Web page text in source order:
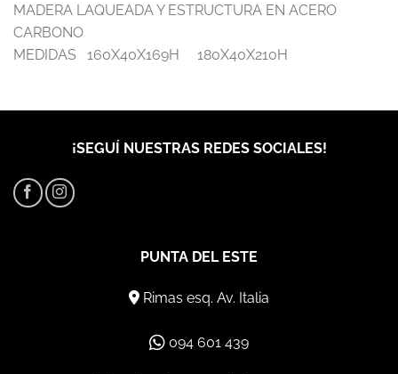
MADERA LAQUEADA Y ESTRUCTURA EN ACERO
CARBONO
MEDIDAS 160X40X169H 180X40X210H
¡SEGUÍ NUESTRAS REDES SOCIALES!
PUNTA DEL ESTE
Rimas esq. Av. Italia
094 601 439